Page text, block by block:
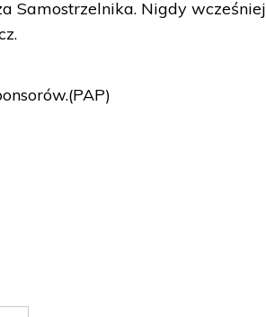
Samostrzelnika. Nigdy wcześniej